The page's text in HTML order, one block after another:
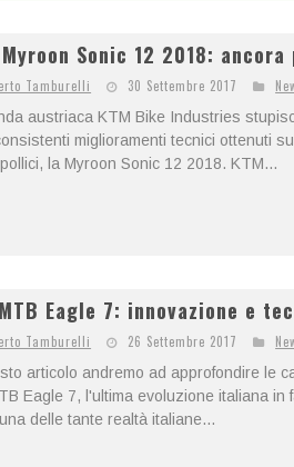
Myroon Sonic 12 2018:
Tamburelli 30 Settembre 2017
austriaca KTM Bike Industries
miglioramenti tecnici ottenuti
la Myroon Sonic 12 2018. KTM...
Eagle 7: innovazione e
Tamburelli 26 Settembre 2017
articolo andremo ad approfondire le
Eagle 7, l'ultima evoluzione italiana in
delle tante realtà italiane...